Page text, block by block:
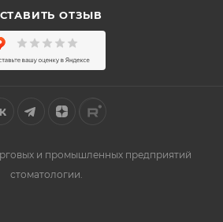
ОТЗЫВ
и промышленных предприятий
стоматологии.